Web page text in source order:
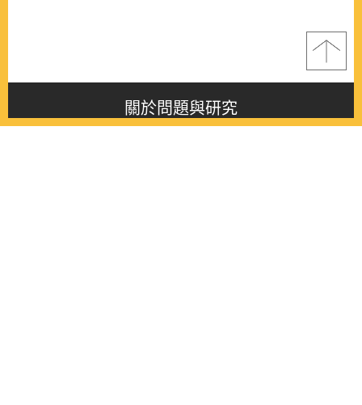
關於問題與研究
About this journal